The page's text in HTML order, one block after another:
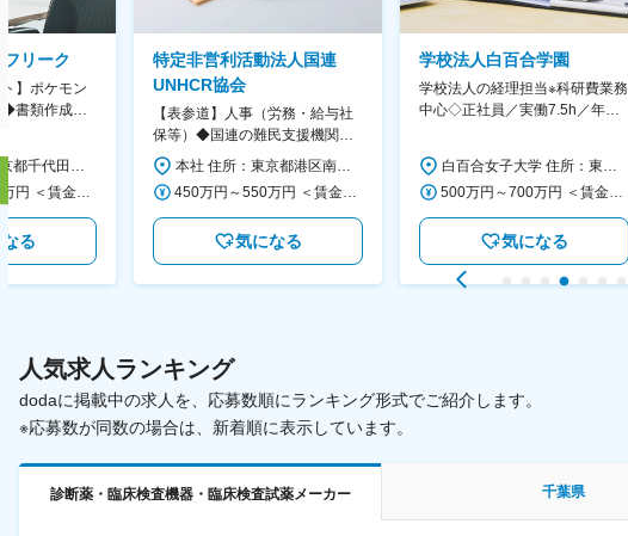
フリーク
】ポケモン
◆書類作成・
休126日・
本社 住所：東京都千代田区神田錦町2-2-1 KANDASQUARE 受動喫煙対策：屋内全面禁煙 変更の範囲：会社の定める事業所
350万円～500万円 ＜賃金形態＞ 月給制 ＜賃金内訳＞ 月額（基本給）：215,000円～307,000円 固定残業手当/月：76,700円～110,000円（固定残業時間45時間0分/月） 超過した時間外労働の残業手当は追加支給 ＜月給＞ 291,700円～417,000円（一律手当を含む） ＜昇給有無＞ 有 ＜残業手当＞ 有 ＜給与補足＞ ※経験・能力を考慮の上、年齢に関わりなく当社規定により優遇します。 賃金はあくまでも目安の金額であり、選考を通じて上下する可能性があります。 月給(月額)は固定手当を含めた表記です。
なる
特定非営利活動法人国連
UNHCR協会
【表参道】人事（労務・給与社
保等）◆国連の難民支援機関の
活動を支える日本公式支援窓口
◆正職員登用前提
本社 住所：東京都港区南青山6-10-11 ウェスレーセンター3F 勤務地最寄駅：地下鉄各線／表参道駅 受動喫煙対策：屋内全面禁煙 変更の範囲：会社の定める事業所（リモートワーク含む）
450万円～550万円 ＜賃金形態＞ 月給制 ＜賃金内訳＞ 月額（基本給）：340,000円～420,000円 ＜月給＞ 340,000円～420,000円 ＜昇給有無＞ 有 ＜残業手当＞ 有 ＜給与補足＞ ※能力・経験によって決定します。 ■賞与あり（業績評価に応じて支給） 賃金はあくまでも目安の金額であり、選考を通じて上下する可能性があります。 月給(月額)は固定手当を含めた表記です。
気になる
学校法人白百合学園
学校法人の経理担当※科研費業務
中心◇正社員／実働7.5h／年休
大学
白百合女子大学 住所：東京都調布市緑ヶ丘1-25 勤務地最寄駅：京王線／仙川駅 受動喫煙対策：屋内全面禁煙 変更の範囲：会社の定める事業所
500万円～700万円 ＜賃金形態＞ 月給制 ＜賃金内訳＞ 月額（基本給）：280,000円～430,000円 ＜月給＞ 280,000円～430,000円 ＜昇給有無＞ 有 ＜残業手当＞ 有 ＜給与補足＞ ※年齢・過去の経験に基づき、本学規定に合わせ決定 【残業手当】有 /残業時間に応じて全額支給（※想定年収に含む） 【各種手当】扶養手当/住宅手当/通勤手当 等 【賞与】年2回（6月、12月） 【昇給】年1回（4月） 賃金はあくまでも目安の金額であり、選考を通じて上下する可能性があります。 月給(月額)は固定手当を含めた表記です。
気になる
人気求人ランキング
dodaに掲載中の求人を、応募数順にランキング形式でご紹介します。
※応募数が同数の場合は、新着順に表示しています。
診断薬・臨床検査機器・臨床検査試薬メーカー 千葉県